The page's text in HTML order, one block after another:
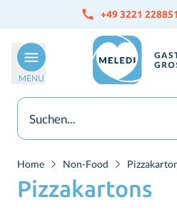
+49 3221
MENU
Home Non-Food
Pizzakartons